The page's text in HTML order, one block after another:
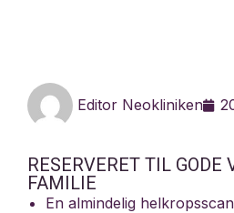
Editor Neokliniken
RESERVERET TIL GODE
FAMILIE
En almindelig